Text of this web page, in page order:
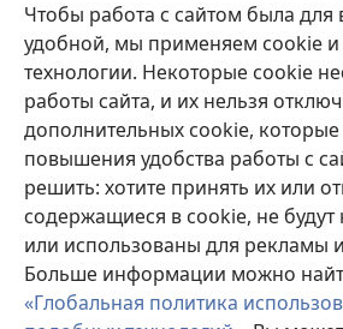
Чтобы работа с сайтом была для
удобной, мы применяем cookie
технологии. Некоторые cookie
работы сайта, и их нельзя
дополнительных cookie, которые
повышения удобства работы с
решить: хотите принять их или
содержащиеся в cookie, не
или использованы для рекламы
Больше информации можно
«Глобальная политика
Назад
Копирайты этой публикации
Copyright©2026Watch Tower Bible and
Pennsylvania.
УСЛОВИЯ ИСПОЛЬЗОВАНИЯ|ПОЛИТИКА
КОНФИДЕНЦИАЛЬНОСТИ
НАСТРОЙКИ
КОНФИДЕНЦИАЛЬНОСТИ